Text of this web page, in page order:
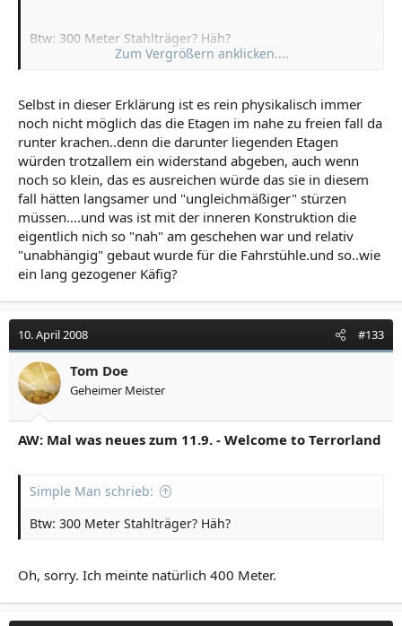
Btw: 300 Meter Stahlträger? Häh?
schreibe ich heute abend nochmal was ...
Zum Vergrößern anklicken....
Selbst in dieser Erklärung ist es rein physikalisch immer
noch nicht möglich das die Etagen im nahe zu freien fall da
runter krachen..denn die darunter liegenden Etagen
würden trotzallem ein widerstand abgeben, auch wenn
noch so klein, das es ausreichen würde das sie in diesem
fall hätten langsamer und "ungleichmäßiger" stürzen
müssen....und was ist mit der inneren Konstruktion die
eigentlich nich so "nah" am geschehen war und relativ
"unabhängig" gebaut wurde für die Fahrstühle.und so..wie
ein lang gezogener Käfig?
10. April 2008 #133
Tom Doe
Geheimer Meister
AW: Mal was neues zum 11.9. - Welcome to Terrorland
Simple Man schrieb:
Btw: 300 Meter Stahlträger? Häh?
Oh, sorry. Ich meinte natürlich 400 Meter.